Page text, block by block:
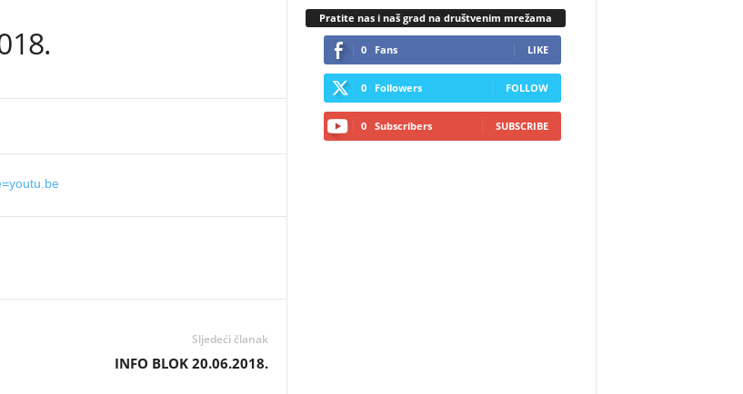
Sljedeći članak
INFO BLOK 20.06.2018.
Pratite nas i naš grad na društvenim mrežama
0 Fans LIKE
0 Followers FOLLOW
0 Subscribers SUBSCRIBE